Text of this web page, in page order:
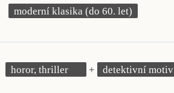
moderní klasika (do 60. let)
horor, thriller detektivní motiv